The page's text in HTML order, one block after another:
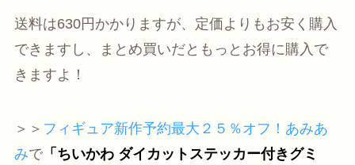
送料は630円かかりますが、定価よりもお安く購入
できますし、まとめ買いだともっとお得に購入で
きますよ！
＞＞ フィギュア新作予約最大２５％オフ！あみあ
みで「ちいかわ ダイカットステッカー付きグミ